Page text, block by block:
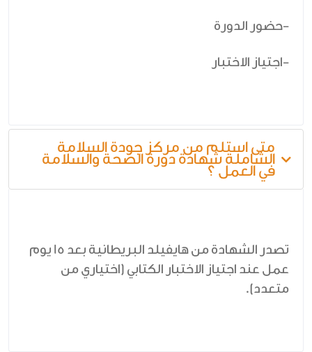
-حضور الدورة
-اجتياز الاختبار
متى استلم من مركز جودة السلامة
الشاملة شهادة دورة الصحة والسلامة
في العمل ؟
تصدر الشهادة من هايفيلد البريطانية بعد 15 يوم
عمل عند اجتياز الاختبار الكتابي (اختياري من
متعدد).